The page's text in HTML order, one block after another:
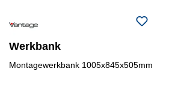
Werkbank
Montagewerkbank 1005x845x505mm